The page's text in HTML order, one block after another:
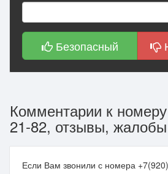
Безопасный
Комментарии к
21-82, отзывы, жалобы
Если Вам звонили с номера